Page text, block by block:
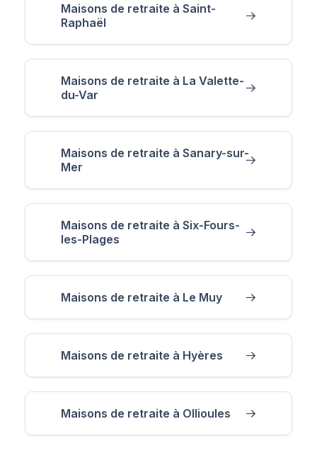
Maisons de retraite à Saint-
Raphaël
Maisons de retraite à La Valette-
du-Var
Maisons de retraite à Sanary-sur-
Mer
Maisons de retraite à Six-Fours-
les-Plages
Maisons de retraite à Le Muy
Maisons de retraite à Hyères
Maisons de retraite à Ollioules